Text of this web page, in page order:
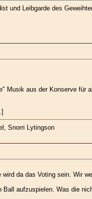
und Leibgarde des
Musik aus der Konserve für
Snorri Lytingson
da das Voting sein. Wir
aufzuspielen. Was die